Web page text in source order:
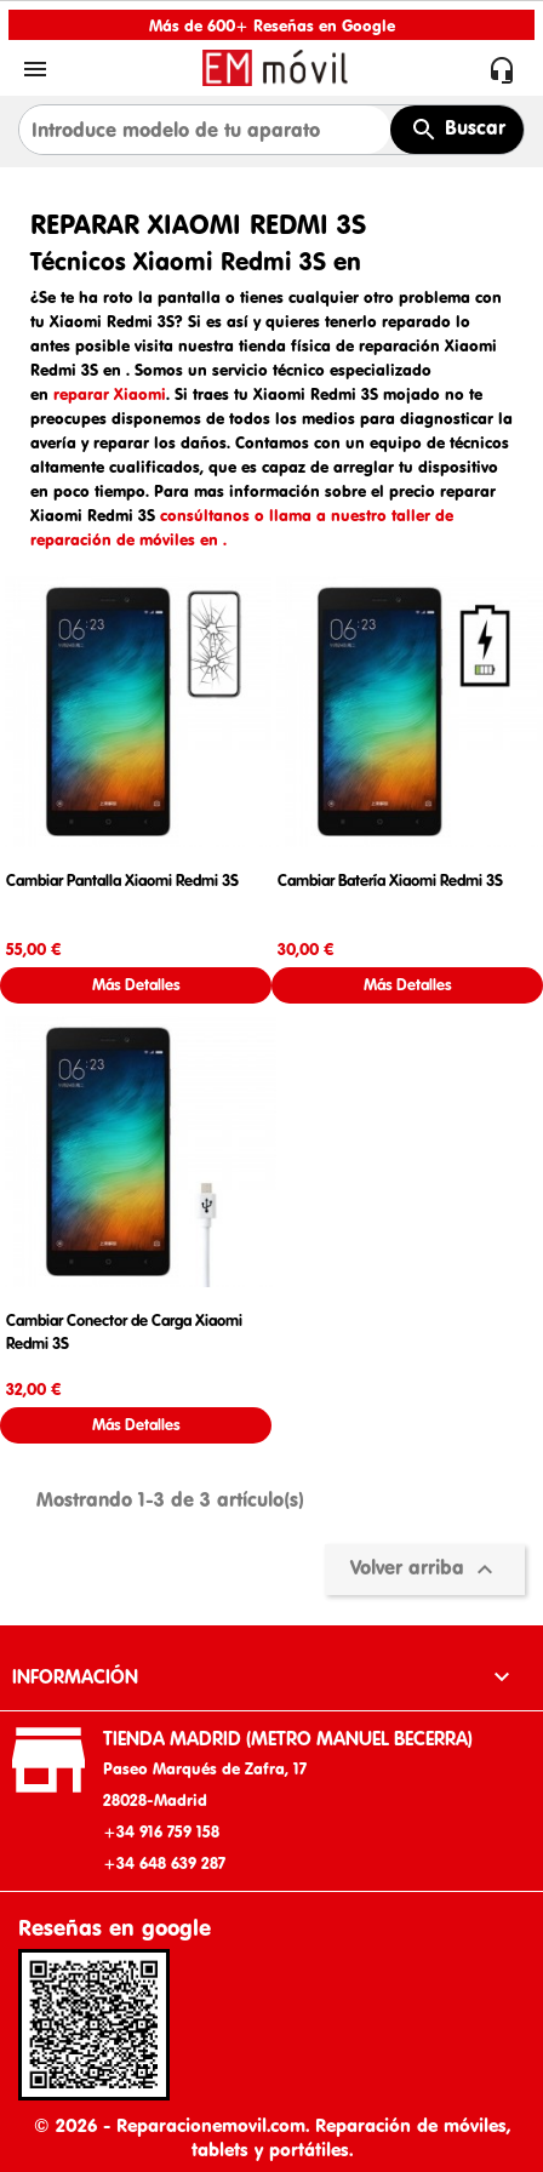
Más de 600+ Reseñas en Google
 
Buscar
REPARAR XIAOMI REDMI 3S
Técnicos Xiaomi Redmi 3S en
¿Se te ha roto la pantalla o tienes cualquier otro problema con
tu Xiaomi Redmi 3S? Si es así y quieres tenerlo reparado lo
antes posible visita nuestra tienda física de reparación Xiaomi
Redmi 3S en . Somos un servicio técnico especializado
en reparar Xiaomi. Si traes tu Xiaomi Redmi 3S mojado no te
preocupes disponemos de todos los medios para diagnosticar la
avería y reparar los daños. Contamos con un equipo de técnicos
altamente cualificados, que es capaz de arreglar tu dispositivo
en poco tiempo. Para mas información sobre el precio reparar
Xiaomi Redmi 3S consúltanos o llama a nuestro taller de
reparación de móviles en .
Cambiar Pantalla Xiaomi Redmi 3S
55,00 €
Más Detalles
Cambiar Batería Xiaomi Redmi 3S
30,00 €
Más Detalles
Cambiar Conector de Carga Xiaomi
Redmi 3S
32,00 €
Más Detalles
Mostrando 1-3 de 3 artículo(s)
Volver arriba 
INFORMACIÓN 
 TIENDA MADRID (METRO MANUEL BECERRA)
Paseo Marqués de Zafra, 17
28028-Madrid
+34 916 759 158
+34 648 639 287
Reseñas en google
© 2026 - Reparacionemovil.com. Reparación de móviles,
tablets y portátiles.